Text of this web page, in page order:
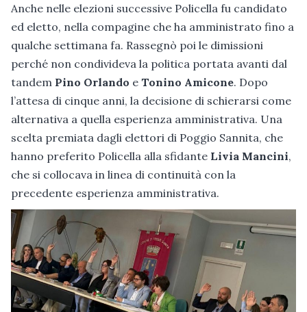
Anche nelle elezioni successive Policella fu candidato
ed eletto, nella compagine che ha amministrato fino a
qualche settimana fa. Rassegnò poi le dimissioni
perché non condivideva la politica portata avanti dal
tandem Pino Orlando e Tonino Amicone. Dopo
l’attesa di cinque anni, la decisione di schierarsi come
alternativa a quella esperienza amministrativa. Una
scelta premiata dagli elettori di Poggio Sannita, che
hanno preferito Policella alla sfidante Livia Mancini,
che si collocava in linea di continuità con la
precedente esperienza amministrativa.